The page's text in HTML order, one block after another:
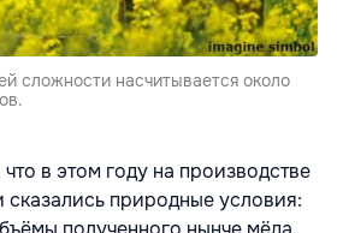
сложности насчитывается около
в этом году на производстве
природные условия: